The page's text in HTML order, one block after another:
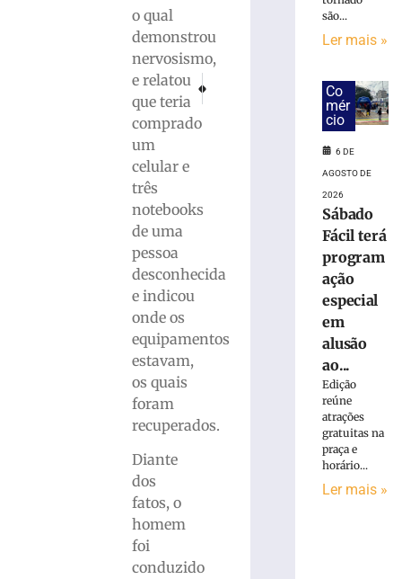
o qual
demonstrou
nervosismo,
e relatou
que teria
comprado
um
celular e
três
notebooks
de uma
pessoa
desconhecida
e indicou
onde os
equipamentos
estavam,
os quais
foram
recuperados.
Diante
dos
fatos, o
homem
foi
conduzido
Polícia Rodoviária Federal ativa
PRÓXIMO
Mulher é esfaqueada por colega de trabalho
reconhece
jovem
infância
são...
Ler mais »
Co
mér
cio
6 DE
AGOSTO DE
2026
Sábado
Fácil terá
program
ação
especial
em
alusão
ao...
Edição
reúne
atrações
gratuitas na
praça e
horário...
Ler mais »